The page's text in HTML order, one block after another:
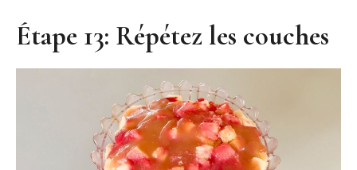
Étape 13: Répétez les couches